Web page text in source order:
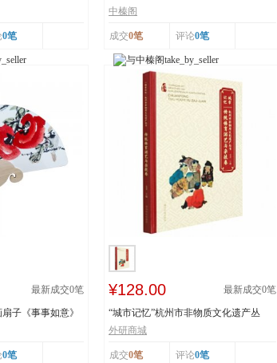
0笔
罐】 非遗工艺 ...
中榛阁
成交0笔 评论0笔
最新成交0笔
子《事事如意》
0笔
¥128.00 最新成交0笔
“城市记忆”杭州市非物质文化遗产丛
书：传统体育游艺...
外研商城
成交0笔 评论0笔